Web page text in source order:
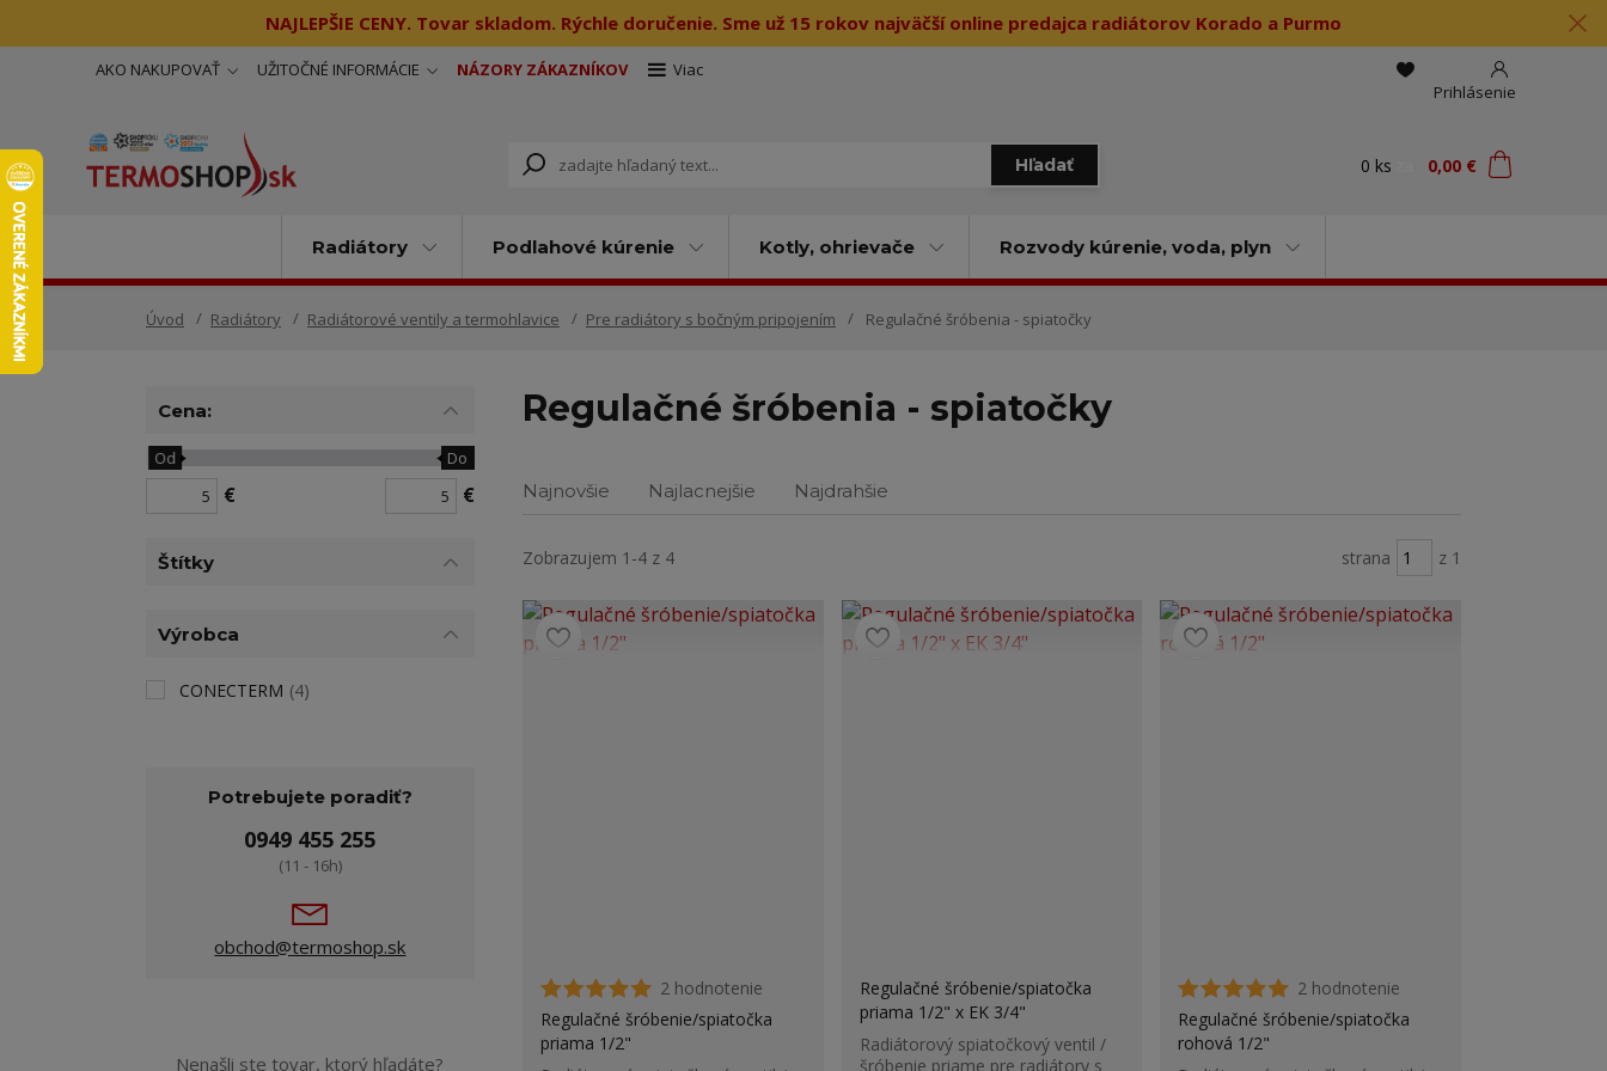
NAJLEPŠIE CENY. Tovar skladom. Rýchle doručenie. Sme už 15 rokov najväčší online predajca radiátorov Korado a Purmo
AKO NAKUPOVAŤ UŽITOČNÉ INFORMÁCIE NÁZORY ZÁKAZNÍKOV
Viac
Prihlásenie
Hľadať 0 ks 0,00 €
Radiátory Podlahové kúrenie Kotly, ohrievače Rozvody kúrenie, voda, plyn
Úvod Radiátory Radiátorové ventily a termohlavice Pre radiátory s bočným pripojením Regulačné šróbenia - spiatočky
Regulačné šróbenia - spiatočky
Najnovšie Najlacnejšie Najdrahšie
Zobrazujem 1-4 z 4 strana z 1
2 hodnotenie
Regulačné šróbenie/spiatočka
priama 1/2"
Regulačné šróbenie/spiatočka
priama 1/2" x EK 3/4"
Radiátorový spiatočkový ventil /
šróbenie priame pre radiátory s
2 hodnotenie
Regulačné šróbenie/spiatočka
rohová 1/2"
Cena:
€
Od Do
€
Štítky
Výrobca
CONECTERM (4)
Potrebujete poradiť?
0949 455 255
(11 - 16h)
obchod@termoshop.sk
Nenašli ste tovar, ktorý hľadáte?